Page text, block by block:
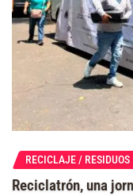
RECICLAJE / RESIDUOS
Reciclatrón, una